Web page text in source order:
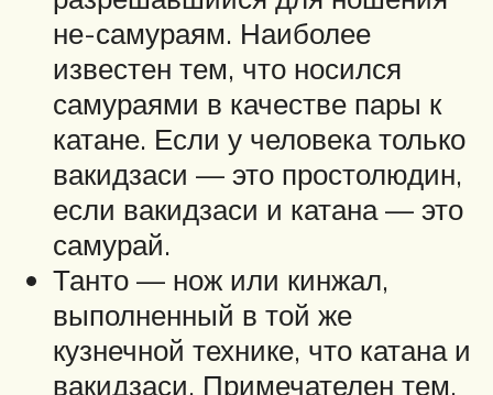
не-самураям. Наиболее
известен тем, что носился
самураями в качестве пары к
катане. Если у человека только
вакидзаси — это простолюдин,
если вакидзаси и катана — это
самурай.
Танто — нож или кинжал,
выполненный в той же
кузнечной технике, что катана и
вакидзаси. Примечателен тем,